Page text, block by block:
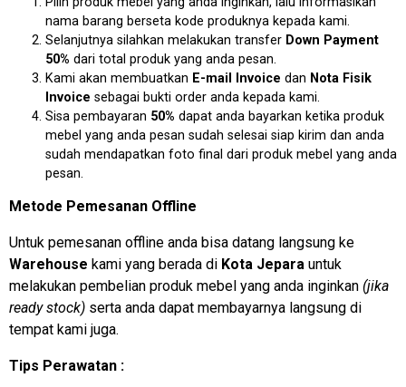
nama barang berseta kode produknya kepada kami.
Selanjutnya silahkan melakukan transfer Down Payment
50% dari total produk yang anda pesan.
Kami akan membuatkan E-mail Invoice dan Nota Fisik
Invoice sebagai bukti order anda kepada kami.
Sisa pembayaran 50% dapat anda bayarkan ketika produk
mebel yang anda pesan sudah selesai siap kirim dan anda
sudah mendapatkan foto final dari produk mebel yang anda
pesan.
Metode Pemesanan Offline
Untuk pemesanan offline anda bisa datang langsung ke
Warehouse kami yang berada di Kota Jepara untuk
melakukan pembelian produk mebel yang anda inginkan (jika
ready stock) serta anda dapat membayarnya langsung di
tempat kami juga.
Tips Perawatan :